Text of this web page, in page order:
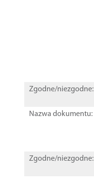
Zgodne/niezgodne:
Nazwa dokumentu:
Zgodne/niezgodne: